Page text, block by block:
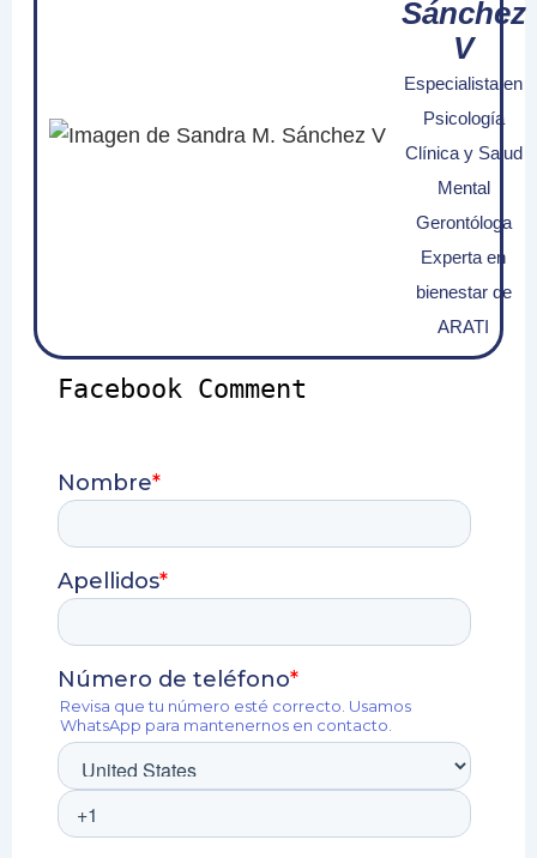
Sánchez
V
Especialista en
Psicología
Clínica y Salud
Mental
Gerontóloga
Experta en
bienestar de
ARATI
Facebook Comment